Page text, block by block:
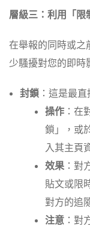
層級三：利用「限
在舉報的同時或之
少騷擾對您的即時
封鎖 ：這是最
操作 ：在
鎖」，或
入其主頁
效果 ：對
貼文或限
對方的追
注意 ：對